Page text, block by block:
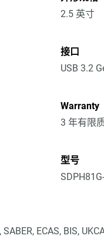
2.5 英寸
接口
USB 3.2
Warranty
3 年有限
型号
SABER, ECAS, BIS,